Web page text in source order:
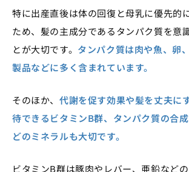
特に出産直後は体の回復と母乳に優先的
ため、髪の主成分であるタンパク質を意
とが大切です。 タンパク質は肉や魚、卵
製品などに多く含まれています。
そのほか、 代謝を促す効果や髪を丈夫に
待できるビタミンB群、タンパク質の合
どのミネラルも大切です。
ビタミンB群は豚肉やレバー、亜鉛など